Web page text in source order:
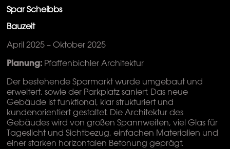
Spar Scheibbs
Bauzeit
April 2025 – Oktober 2025
Planung: Pfaffenbichler Architektur
Der bestehende Sparmarkt wurde umgebaut und
erweitert, sowie der Parkplatz saniert. Das neue
Gebäude ist funktional, klar strukturiert und
kundenorientiert gestaltet. Die Architektur des
Gebäudes wird von großen Spannweiten, viel Glas für
Tageslicht und Sichtbezug, einfachen Materialien und
einer starken horizontalen Betonung geprägt.